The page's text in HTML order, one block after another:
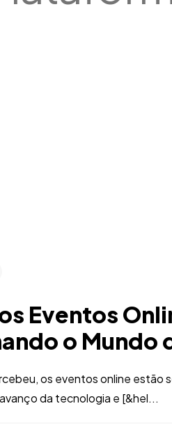
Eventos
o Mundo
os eventos online estão
da tecnologia e [&hel...